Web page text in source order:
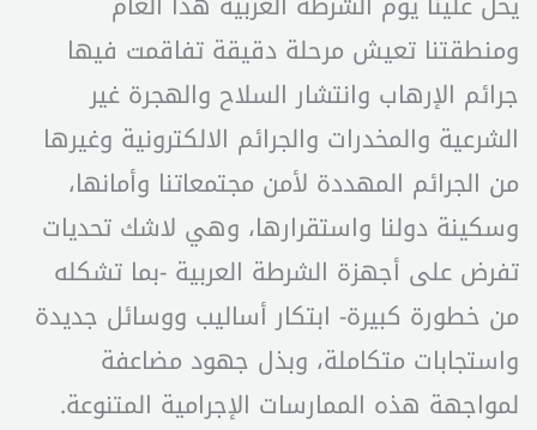
ومنطقتنا تعيش مرحلة دقيقة تفاقمت فيها
جرائم الإرهاب وانتشار السلاح والهجرة غير
الشرعية والمخدرات والجرائم الالكترونية وغيرها
من الجرائم المهددة لأمن مجتمعاتنا وأمانها،
وسكينة دولنا واستقرارها، وهي لاشك تحديات
تفرض على أجهزة الشرطة العربية -بما تشكله
من خطورة كبيرة- ابتكار أساليب ووسائل جديدة
واستجابات متكاملة، وبذل جهود مضاعفة
لمواجهة هذه الممارسات الإجرامية المتنوعة.